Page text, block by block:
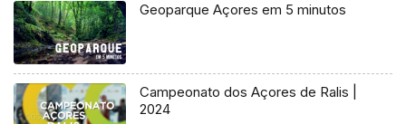
Geoparque Açores em 5 minutos
Campeonato dos Açores de Ralis |
2024